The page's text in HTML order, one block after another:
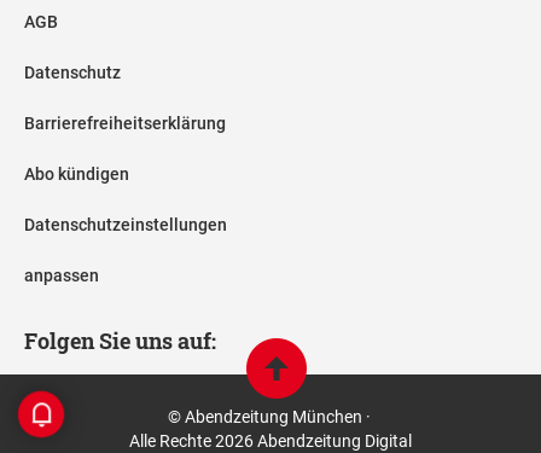
AGB
Datenschutz
Barrierefreiheitserklärung
Abo kündigen
Datenschutzeinstellungen
anpassen
Folgen Sie uns auf:
© Abendzeitung München ·
Alle Rechte 2026 Abendzeitung Digital